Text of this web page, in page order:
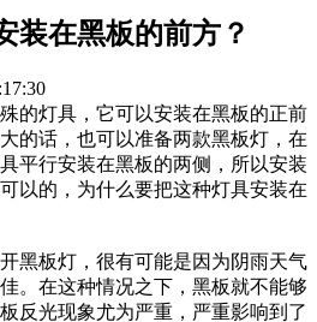
装在黑板的前方？
灯具，它可以安装在黑板的正前
的话，也可以准备两款黑板灯，在
平行安装在黑板的两侧，所以安装
以的，为什么要把这种灯具安装在
板灯，很有可能是因为阴雨天气
。在这种情况之下，黑板就不能够
反光现象尤为严重，严重影响到了